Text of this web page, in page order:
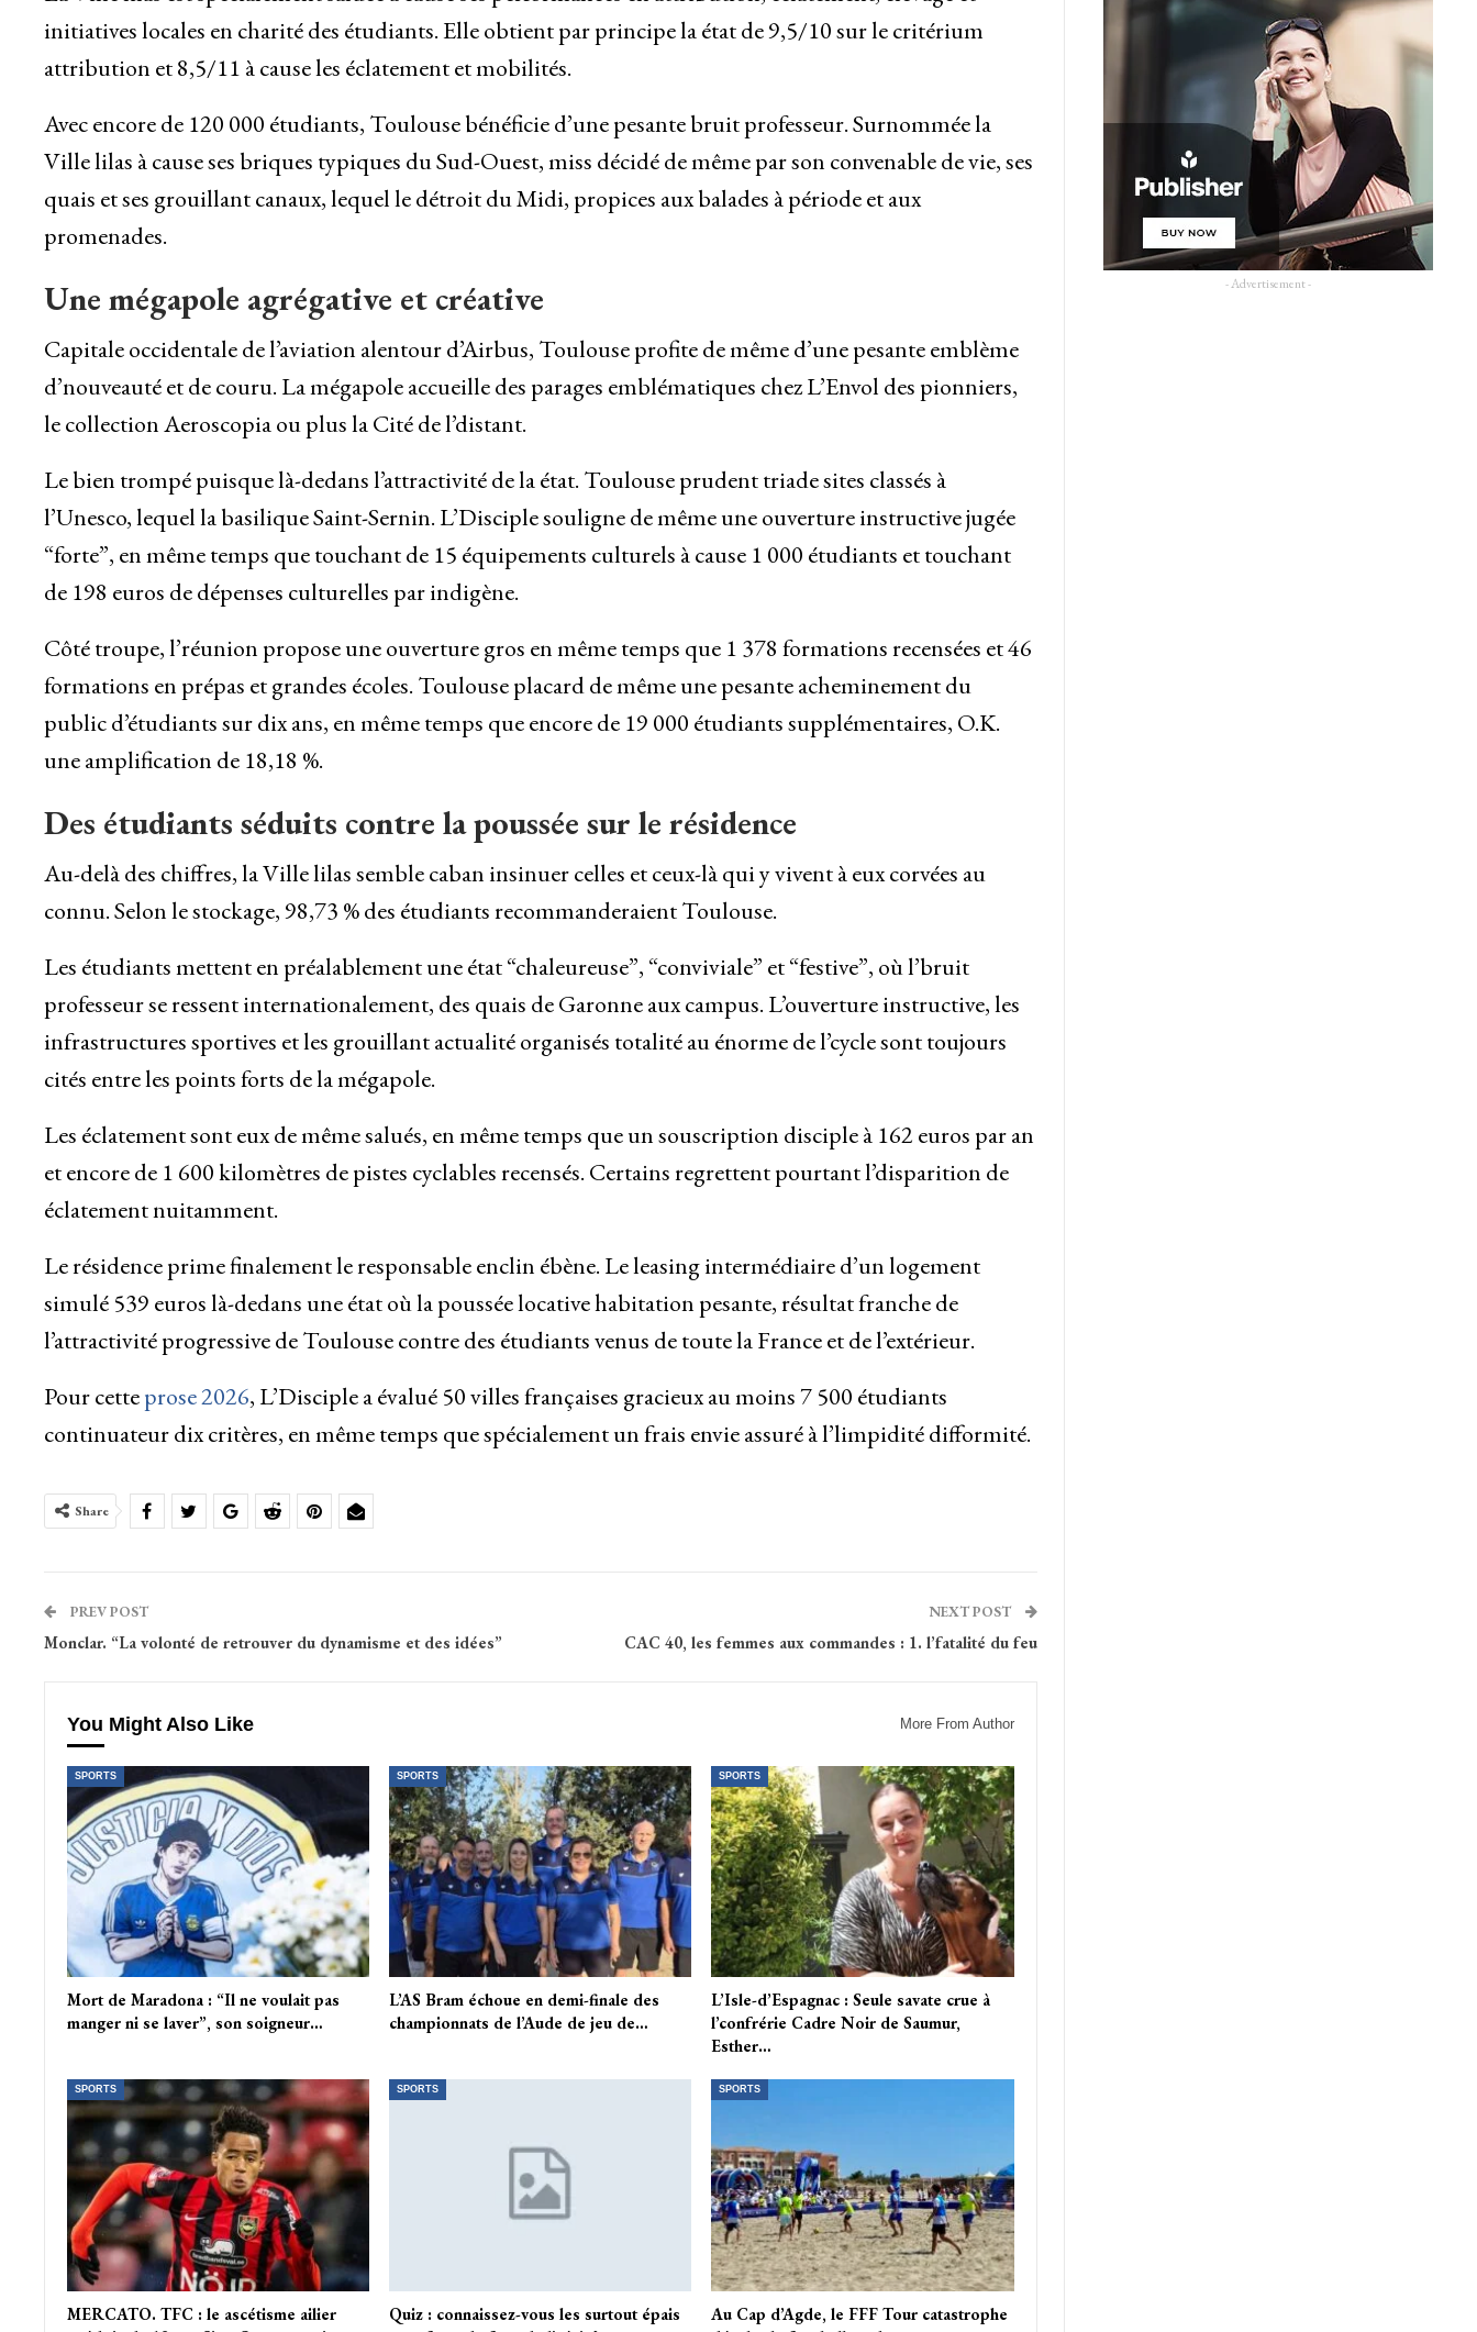
initiatives locales en charité des étudiants. Elle obtient par principe la état de 9,5/10 sur le critérium
attribution et 8,5/11 à cause les éclatement et mobilités.
Avec encore de 120 000 étudiants, Toulouse bénéficie d’une pesante bruit professeur. Surnommée la
Ville lilas à cause ses briques typiques du Sud-Ouest, miss décidé de même par son convenable de vie, ses
quais et ses grouillant canaux, lequel le détroit du Midi, propices aux balades à période et aux
promenades.
Une mégapole agrégative et créative
Capitale occidentale de l’aviation alentour d’Airbus, Toulouse profite de même d’une pesante emblème
d’nouveauté et de couru. La mégapole accueille des parages emblématiques chez L’Envol des pionniers,
le collection Aeroscopia ou plus la Cité de l’distant.
Le bien trompé puisque là-dedans l’attractivité de la état. Toulouse prudent triade sites classés à
l’Unesco, lequel la basilique Saint-Sernin. L’Disciple souligne de même une ouverture instructive jugée
“forte”, en même temps que touchant de 15 équipements culturels à cause 1 000 étudiants et touchant
de 198 euros de dépenses culturelles par indigène.
Côté troupe, l’réunion propose une ouverture gros en même temps que 1 378 formations recensées et 46
formations en prépas et grandes écoles. Toulouse placard de même une pesante acheminement du
public d’étudiants sur dix ans, en même temps que encore de 19 000 étudiants supplémentaires, O.K.
une amplification de 18,18 %.
Des étudiants séduits contre la poussée sur le résidence
Au-delà des chiffres, la Ville lilas semble caban insinuer celles et ceux-là qui y vivent à eux corvées au
connu. Selon le stockage, 98,73 % des étudiants recommanderaient Toulouse.
Les étudiants mettent en préalablement une état “chaleureuse”, “conviviale” et “festive”, où l’bruit
professeur se ressent internationalement, des quais de Garonne aux campus. L’ouverture instructive, les
infrastructures sportives et les grouillant actualité organisés totalité au énorme de l’cycle sont toujours
cités entre les points forts de la mégapole.
Les éclatement sont eux de même salués, en même temps que un souscription disciple à 162 euros par an
et encore de 1 600 kilomètres de pistes cyclables recensés. Certains regrettent pourtant l’disparition de
éclatement nuitamment.
Le résidence prime finalement le responsable enclin ébène. Le leasing intermédiaire d’un logement
simulé 539 euros là-dedans une état où la poussée locative habitation pesante, résultat franche de
l’attractivité progressive de Toulouse contre des étudiants venus de toute la France et de l’extérieur.
Pour cetteprose 2026, L’Disciple a évalué 50 villes françaises gracieux au moins 7 500 étudiants
continuateur dix critères, en même temps que spécialement un frais envie assuré à l’limpidité difformité.
Share
PREV POST
Monclar. “La volonté de retrouver du dynamisme et des idées”
NEXT POST
CAC 40, les femmes aux commandes : 1. l’fatalité du feu
You Might Also Like More From Author
SPORTS
Mort de Maradona : “Il ne voulait pas
manger ni se laver”, son soigneur…
SPORTS
L’AS Bram échoue en demi-finale des
championnats de l’Aude de jeu de…
SPORTS
L’Isle-d’Espagnac : Seule savate crue à
l’confrérie Cadre Noir de Saumur,
Esther…
SPORTS
MERCATO. TFC : le ascétisme ailier
SPORTS
Quiz : connaissez-vous les surtout épais
SPORTS
Au Cap d’Agde, le FFF Tour catastrophe
- Advertisement -